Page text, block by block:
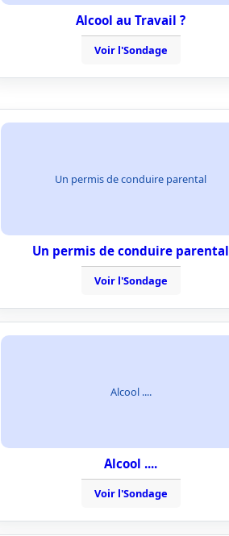
Alcool au Travail ?
Voir l'Sondage
Un permis de conduire parental
Un permis de conduire parental
Voir l'Sondage
Alcool ....
Alcool ....
Voir l'Sondage